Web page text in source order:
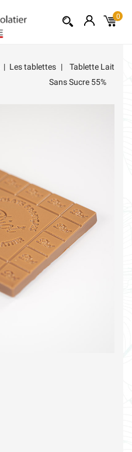
0
Les tablettes
Tablette Lait
Sans Sucre 55%